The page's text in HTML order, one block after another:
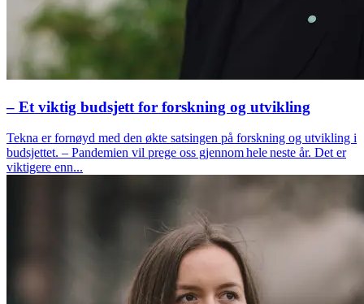
– Et viktig budsjett for forskning og utvikling
Tekna er fornøyd med den økte satsingen på forskning og utvikling i
budsjettet. – Pandemien vil prege oss gjennom hele neste år. Det er
viktigere enn...